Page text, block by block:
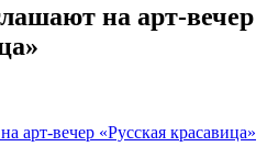
на арт-вечер